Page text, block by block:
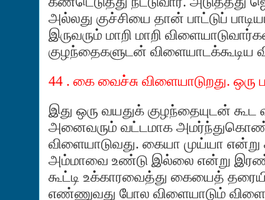
அல்லது குச்சியை தான் பாட்டுப்
இருவரும் மாறி மாறி
குழந்தைகளுடன் விளையாடக்கூடிய
44 . கை வைச்சு விளையாடுறது. ஒரு
இது ஒரு வயதுக் குழந்தையுடன் கூட
அனைவரும் வட்டமாக
விளையாடுவது. கையா முய்யா
அம்மாவை உண்டு இல்லை என்று
கூட்டி உக்காரவைத்து கையைத்
எண்ணுவது போல விளையாடும்